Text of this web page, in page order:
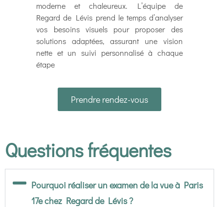
moderne et chaleureux. L’équipe de
Regard de Lévis prend le temps d’analyser
vos besoins visuels pour proposer des
solutions adaptées, assurant une vision
nette et un suivi personnalisé à chaque
étape
Prendre rendez-vous
Questions fréquentes
Pourquoi réaliser un examen de la vue à Paris
17e chez Regard de Lévis ?